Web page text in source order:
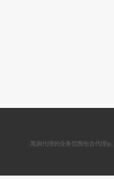
黑洞代理的业务范围包含代理ip